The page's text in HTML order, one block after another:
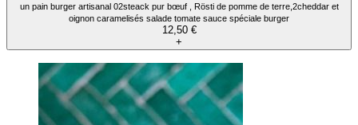
un pain burger artisanal 02steack pur bœuf , Rösti de pomme de terre,2cheddar et
oignon caramelisés salade tomate sauce spéciale burger
12,50 €
+